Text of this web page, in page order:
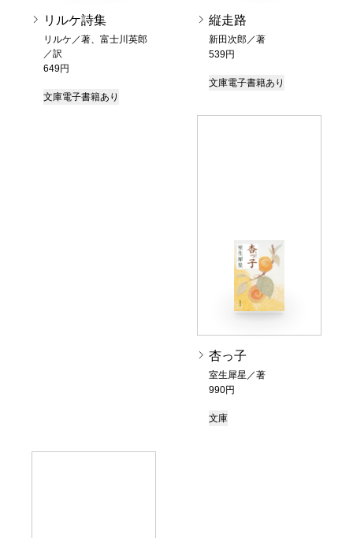
リルケ詩集
リルケ／著、富士川英郎
／訳
649円
文庫電子書籍あり
縦走路
新田次郎／著
539円
文庫電子書籍あり
杏っ子
室生犀星／著
990円
文庫